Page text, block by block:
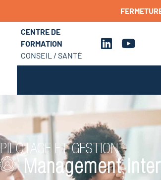
CENTRE DE
FORMATION
CONSEIL / SANTÉ
PILOTAGE ET GESTION
Management